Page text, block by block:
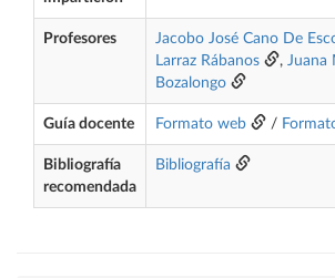
Profesores Jacobo José Cano De
Larraz Rábanos
, Juana
Bozalongo
Guía docente Formato web /
Bibliografía
recomendada
Bibliografía